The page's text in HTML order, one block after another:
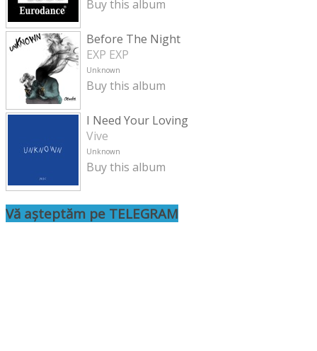
Buy this album
Before The Night
EXP EXP
Unknown
Buy this album
I Need Your Loving
Vive
Unknown
Buy this album
Vă așteptăm pe TELEGRAM